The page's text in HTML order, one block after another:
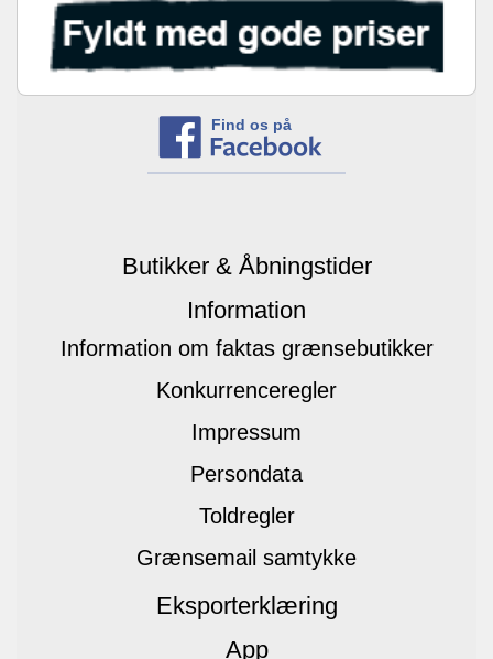
Find os på
Butikker & Åbningstider
Information
Information om faktas grænsebutikker
Konkurrenceregler
Impressum
Persondata
Toldregler
Grænsemail samtykke
Eksporterklæring
App